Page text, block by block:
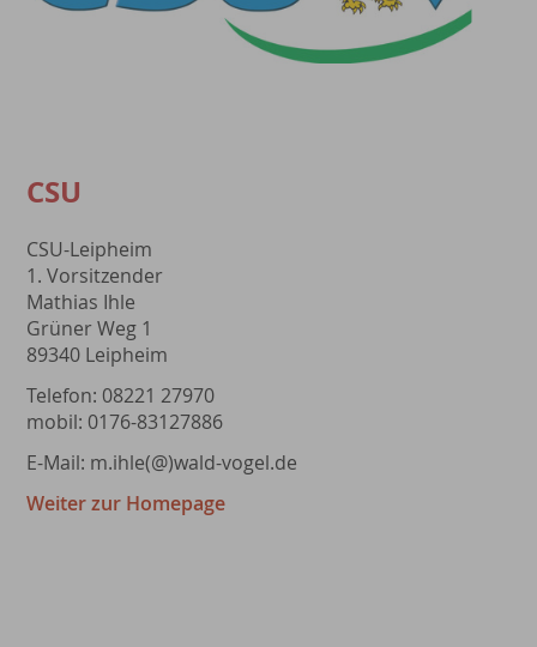
CSU
CSU-Leipheim
1. Vorsitzender
Mathias Ihle
Grüner Weg 1
89340 Leipheim
Telefon: 08221 27970
mobil: 0176-83127886
E-Mail: m.ihle(@)wald-vogel.de
Weiter zur Homepage